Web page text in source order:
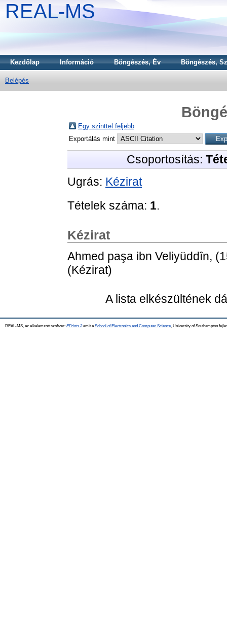
REAL-MS
Kezdőlap Információ Böngészés, Év Böngészés,
Belépés
Egy szinttel feljebb
Exportálás mint
Csoportosítás:
Ugrás: Kézirat
Tételek száma: 1.
Kézirat
Ahmed paşa ibn Veliyüddîn,
(Kézirat)
A lista elkészültének
REAL-MS, az alkalamzott szoftver: EPrints 3amit a School of Electronics and Computer Science , University of Southampton